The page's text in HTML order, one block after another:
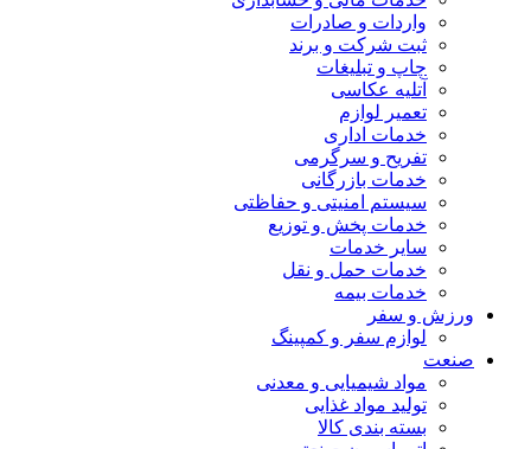
واردات و صادرات
ثبت شرکت و برند
چاپ و تبلیغات
آتلیه عکاسی
تعمیر لوازم
خدمات اداری
تفریح و سرگرمی
خدمات بازرگانی
سیستم امنیتی و حفاظتی
خدمات پخش و توزیع
سایر خدمات
خدمات حمل و نقل
خدمات بیمه
ورزش و سفر
لوازم سفر و کمپینگ
صنعت
مواد شیمیایی و معدنی
تولید مواد غذایی
بسته بندی کالا